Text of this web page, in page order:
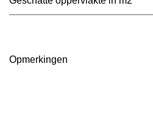
Opmerkingen